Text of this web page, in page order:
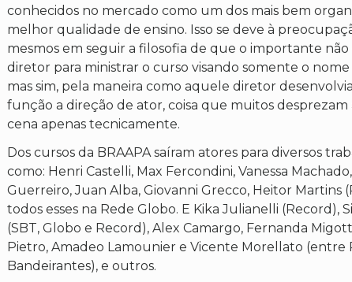
conhecidos no mercado como um dos mais bem
melhor qualidade de ensino. Isso se deve à
mesmos em seguir a filosofia de que o importante
diretor para ministrar o curso visando somente o
mas sim, pela maneira como aquele diretor
função a direção de ator, coisa que muitos desprezam
cena apenas tecnicamente.
Dos cursos da BRAAPA saíram atores para diversos
como: Henri Castelli, Max Fercondini, Vanessa
Guerreiro, Juan Alba, Giovanni Grecco, Heitor Martins
todos esses na Rede Globo. E Kika Julianelli (Record),
(SBT, Globo e Record), Alex Camargo, Fernanda
Pietro, Amadeo Lamounier e Vicente Morellato (entre
Bandeirantes), e outros.